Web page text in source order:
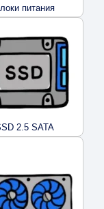
питания
2.5 SATA